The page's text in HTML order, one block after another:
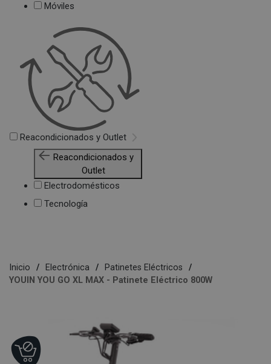
Móviles
Reacondicionados y Outlet
Reacondicionados y
Outlet
Electrodomésticos
Tecnología
Inicio Electrónica
Patinetes Eléctricos
YOUIN YOU GO XL MAX - Patinete Eléctrico 800W